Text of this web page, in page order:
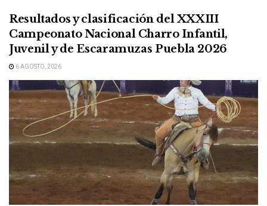
Resultados y clasificación del XXXIII
Campeonato Nacional Charro Infantil,
Juvenil y de Escaramuzas Puebla 2026
6 AGOSTO, 2026